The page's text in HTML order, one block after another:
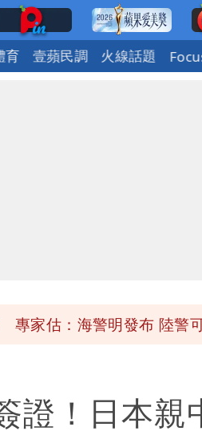
育 壹蘋民調 火線話題
專家估：海警明發布 陸警
典示警「恐遇黑潮變強」
證！日本親